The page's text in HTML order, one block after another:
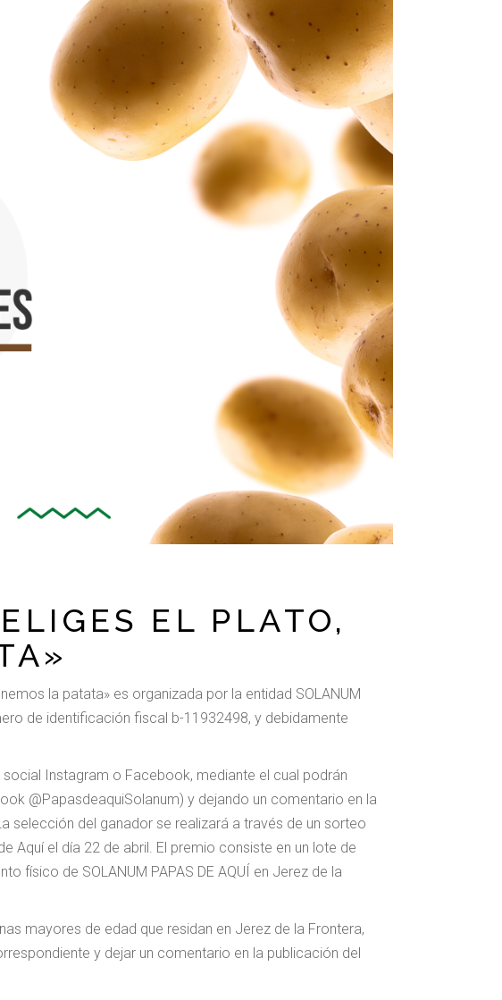
EL PLATO,
la patata» es organizada por la entidad SOLANUM
de identificación fiscal b-11932498, y debidamente
Instagram o Facebook, mediante el cual podrán
@PapasdeaquiSolanum) y dejando un comentario en la
selección del ganador se realizará a través de un sorteo
Aquí el día 22 de abril. El premio consiste en un lote de
físico de SOLANUM PAPAS DE AQUÍ en Jerez de la
mayores de edad que residan en Jerez de la Frontera,
y dejar un comentario en la publicación del